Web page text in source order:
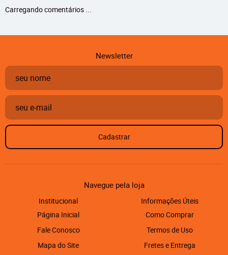
Carregando comentários ...
Newsletter
Cadastrar
Navegue pela loja
Institucional
Página Inicial
Fale Conosco
Mapa do Site
Informações Úteis
Como Comprar
Termos de Uso
Fretes e Entrega